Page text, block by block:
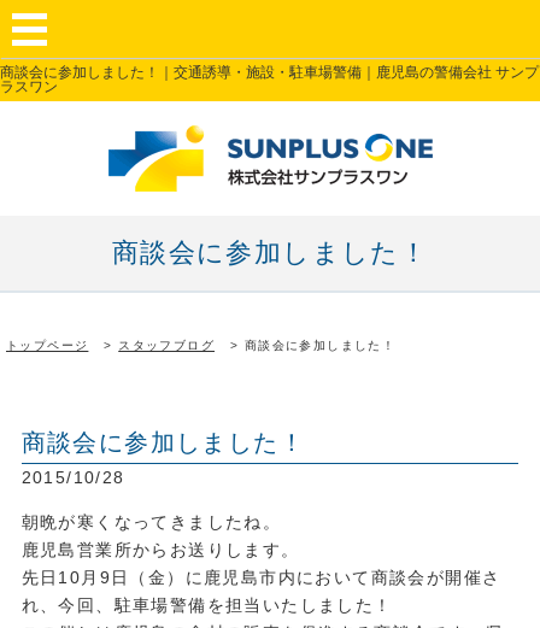
商談会に参加しました！｜交通誘導・施設・駐車場警備｜鹿児島の警備会社 サンプ
ラスワン
商談会に参加しました！
トップページ スタッフブログ 商談会に参加しました！
商談会に参加しました！
2015/10/28
朝晩が寒くなってきましたね。
鹿児島営業所からお送りします。
先日10月9日（金）に鹿児島市内において商談会が開催さ
れ、今回、駐車場警備を担当いたしました！